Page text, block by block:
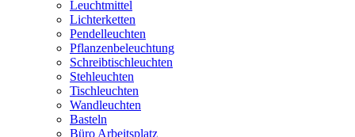
Leuchtmittel
Lichterketten
Pendelleuchten
Pflanzenbeleuchtung
Schreibtischleuchten
Stehleuchten
Tischleuchten
Wandleuchten
Basteln
Büro Arbeitsplatz